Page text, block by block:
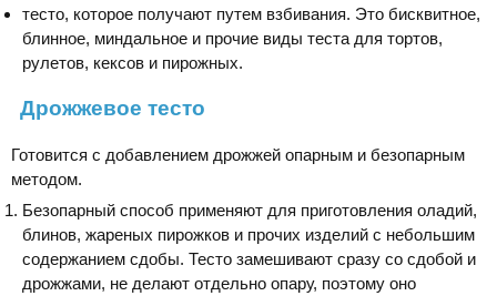
тесто, которое получают путем взбивания. Это бисквитное,
блинное, миндальное и прочие виды теста для тортов,
рулетов, кексов и пирожных.
Дрожжевое тесто
Готовится с добавлением дрожжей опарным и безопарным
методом.
Безопарный способ применяют для приготовления оладий,
блинов, жареных пирожков и прочих изделий с небольшим
содержанием сдобы. Тесто замешивают сразу со сдобой и
дрожжами, не делают отдельно опару, поэтому оно